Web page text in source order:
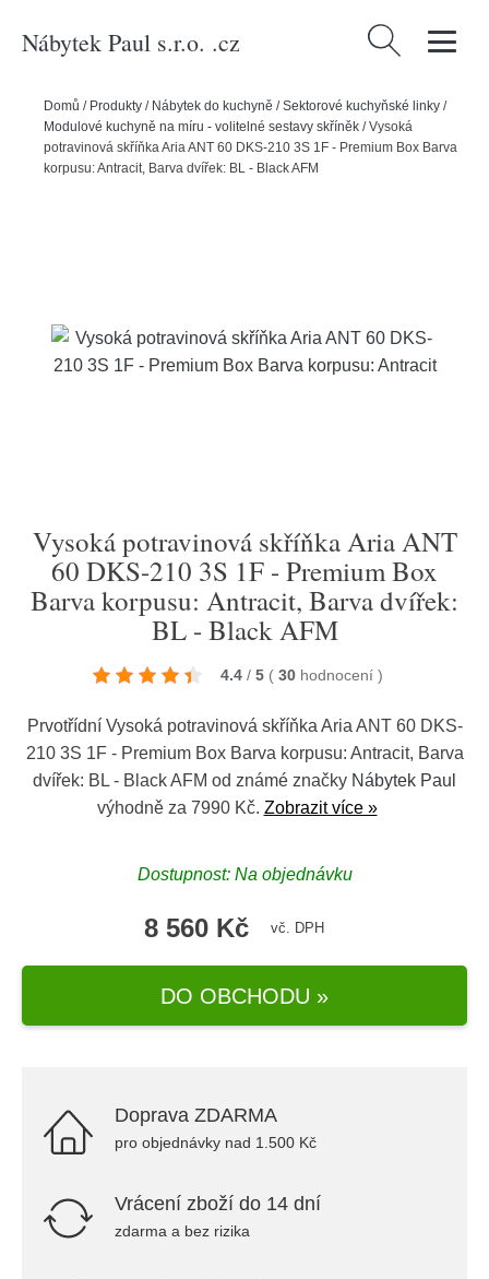
Nábytek Paul s.r.o. .cz Vyhledávání
Domů / Produkty / Nábytek do kuchyně /Sektorové kuchyňské linky /
Modulové kuchyně na míru - volitelné sestavy skříněk /Vysoká
potravinová skříňka Aria ANT 60 DKS-210 3S 1F - Premium Box Barva
korpusu: Antracit, Barva dvířek: BL - Black AFM
Vysoká potravinová skříňka Aria ANT
60 DKS-210 3S 1F - Premium Box
Barva korpusu: Antracit, Barva dvířek:
BL - Black AFM
4.4 / 5 ( 30 hodnocení )
Prvotřídní Vysoká potravinová skříňka Aria ANT 60 DKS-
210 3S 1F - Premium Box Barva korpusu: Antracit, Barva
dvířek: BL - Black AFM od známé značky Nábytek Paul
výhodně za 7990 Kč. Zobrazit více »
Dostupnost: Na objednávku
8 560 Kč vč. DPH
DO OBCHODU »
Doprava ZDARMA
pro objednávky nad 1.500 Kč
Vrácení zboží do 14 dní
zdarma a bez rizika